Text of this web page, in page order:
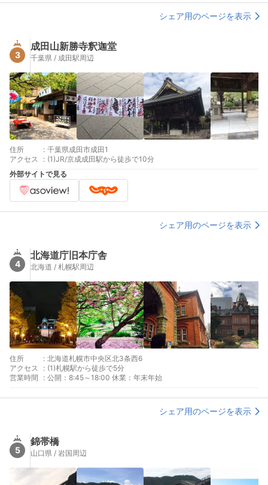
シェア用のページを表示
3
成田山新勝寺釈迦堂
千葉県 / 成田駅周辺
住所 : 千葉県成田市成田1
アクセス
: (1)JR/京成成田駅から徒歩で10分
外部サイトで見る
シェア用のページを表示
4
北海道庁旧本庁舎
北海道 / 札幌駅周辺
住所 : 北海道札幌市中央区北3条西6
アクセス
: (1)札幌駅から徒歩で5分
営業時間
: 公開：8:45～18:00 休業：年末年始
シェア用のページを表示
5
錦帯橋
山口県 / 岩国周辺